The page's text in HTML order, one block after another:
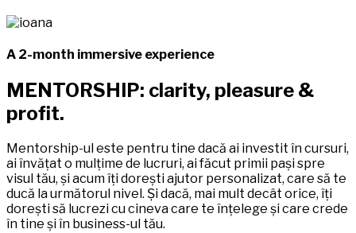
A 2-month immersive experience
MENTORSHIP: clarity, pleasure &
profit.
Mentorship-ul este pentru tine dacă ai investit în cursuri,
ai învățat o mulțime de lucruri, ai făcut primii pași spre
visul tău, și acum îți dorești ajutor personalizat, care să te
ducă la următorul nivel. Și dacă, mai mult decât orice, îți
dorești să lucrezi cu cineva care te înțelege și care crede
în tine și în business-ul tău.